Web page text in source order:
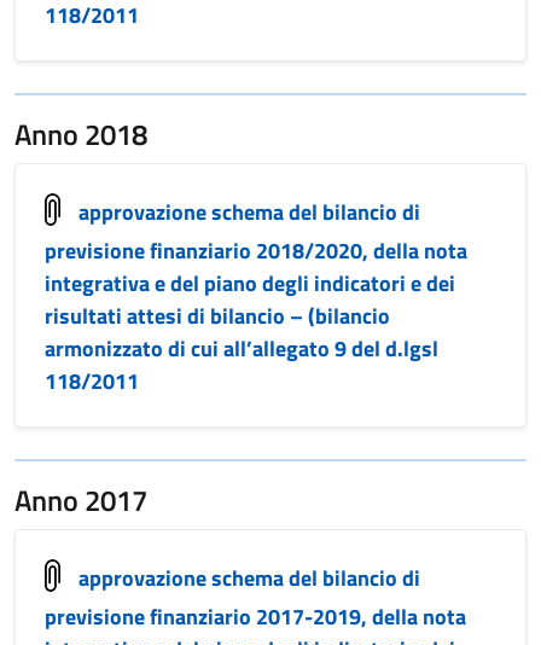
118/2011
Anno 2018
approvazione schema del bilancio di
previsione finanziario 2018/2020, della nota
integrativa e del piano degli indicatori e dei
risultati attesi di bilancio – (bilancio
armonizzato di cui all’allegato 9 del d.lgsl
118/2011
Anno 2017
approvazione schema del bilancio di
previsione finanziario 2017-2019, della nota